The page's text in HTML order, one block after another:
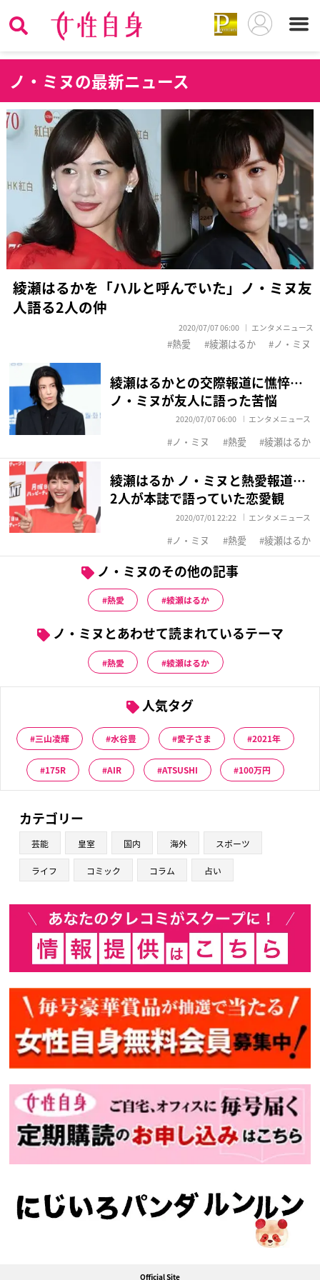
ノ ・ミヌの最新ニュース
綾瀬はるかを「ハルと呼んでいた」ノ・ミヌ友
人語る2人の仲
2020/07/07 06:00 エンタメニュース
熱愛 綾瀬はるか ノ・ミヌ
綾瀬はるかとの交際報道に憔悴…
ノ・ミヌが友人に語った苦悩
2020/07/07 06:00 エンタメニュース
ノ・ミヌ 熱愛 綾瀬はるか
綾瀬はるか ノ・ミヌと熱愛報道…
2人が本誌で語っていた恋愛観
2020/07/01 22:22 エンタメニュース
ノ・ミヌ 熱愛 綾瀬はるか
ノ・ミヌのその他の記事
熱愛 綾瀬はるか
ノ・ミヌとあわせて読まれているテーマ
熱愛 綾瀬はるか
人気タグ
三山凌輝 水谷豊 愛子さま 2021年
175R AIR ATSUSHI 100万円
カテゴリー
芸能 皇室 国内 海外 スポーツ
ライフ コミック コラム 占い
Official Site